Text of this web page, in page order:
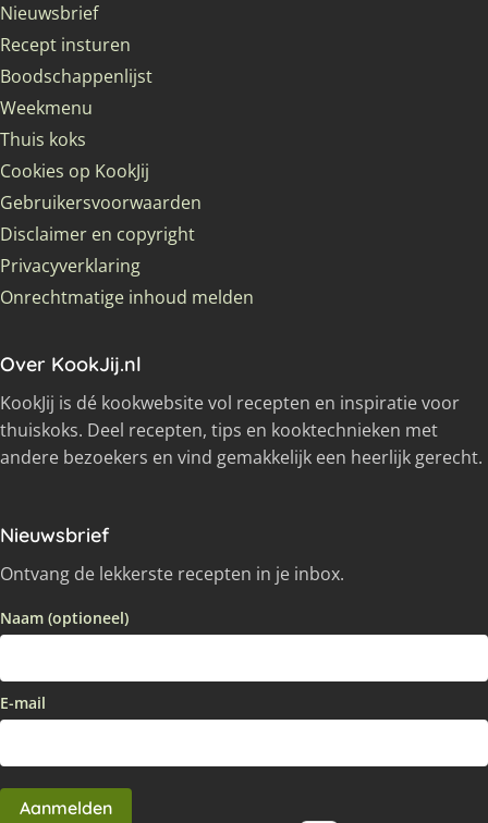
Nieuwsbrief
Recept insturen
Boodschappenlijst
Weekmenu
Thuis koks
Cookies op KookJij
Gebruikersvoorwaarden
Disclaimer en copyright
Privacyverklaring
Onrechtmatige inhoud melden
Over KookJij.nl
KookJij is dé kookwebsite vol recepten en inspiratie voor
thuiskoks. Deel recepten, tips en kooktechnieken met
andere bezoekers en vind gemakkelijk een heerlijk gerecht.
Nieuwsbrief
Ontvang de lekkerste recepten in je inbox.
Naam (optioneel)
E-mail
Aanmelden